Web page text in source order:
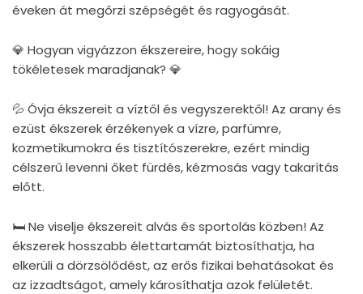
éveken át megőrzi szépségét és ragyogását.
💎 Hogyan vigyázzon ékszereire, hogy sokáig
tökéletesek maradjanak? 💎
💦 Óvja ékszereit a víztől és vegyszerektől! Az arany és
ezüst ékszerek érzékenyek a vízre, parfümre,
kozmetikumokra és tisztítószerekre, ezért mindig
célszerű levenni őket fürdés, kézmosás vagy takarítás
előtt.
🛏 Ne viselje ékszereit alvás és sportolás közben! Az
ékszerek hosszabb élettartamát biztosíthatja, ha
elkerüli a dörzsölődést, az erős fizikai behatásokat és
az izzadtságot, amely károsíthatja azok felületét.